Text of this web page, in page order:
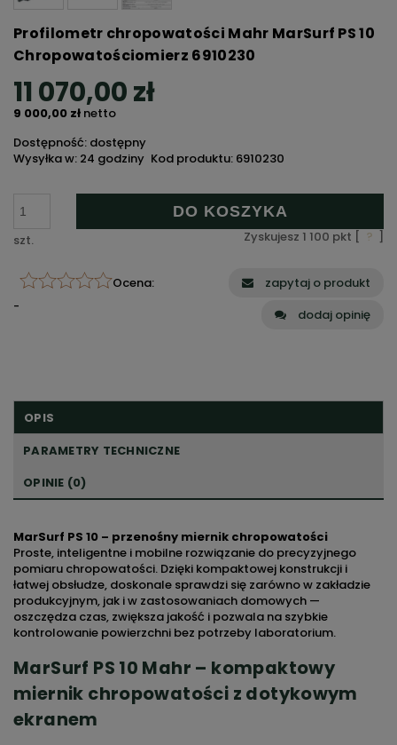
Profilometr chropowatości Mahr MarSurf PS 10
Chropowatościomierz 6910230
11 070,00 zł
9 000,00 zł netto
Dostępność: dostępny
Wysyłka w: 24 godziny Kod produktu: 6910230
szt.
DO KOSZYKA
Zyskujesz 1 100 pkt [ ?
Ocena:
-
zapytaj o produkt
dodaj opinię
OPIS
PARAMETRY TECHNICZNE
OPINIE (0)
MarSurf PS 10 – przenośny miernik chropowatości
Proste, inteligentne i mobilne rozwiązanie do precyzyjnego
pomiaru chropowatości. Dzięki kompaktowej konstrukcji i
łatwej obsłudze, doskonale sprawdzi się zarówno w zakładzie
produkcyjnym, jak i w zastosowaniach domowych —
oszczędza czas, zwiększa jakość i pozwala na szybkie
kontrolowanie powierzchni bez potrzeby laboratorium.
MarSurf PS 10 Mahr – kompaktowy
miernik chropowatości z dotykowym
ekranem